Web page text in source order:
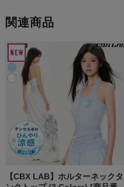
関連商品
【CBX LAB】ホルターネックタ